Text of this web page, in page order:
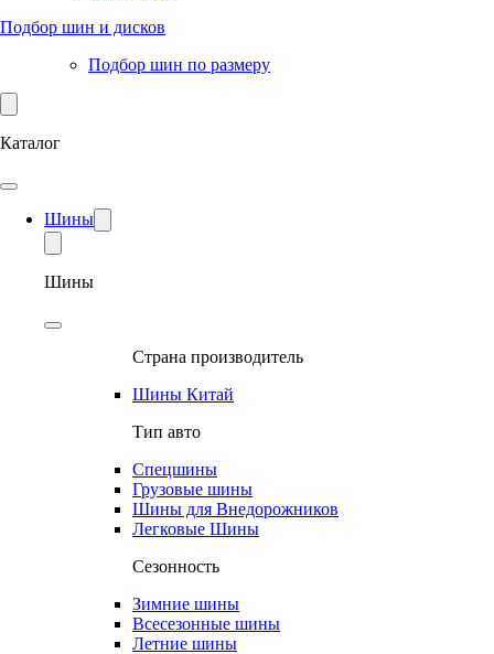
Подбор шин и дисков
Подбор шин по размеру
Каталог
Шины
Шины
Страна производитель
Шины Китай
Тип авто
Спецшины
Грузовые шины
Шины для Внедорожников
Легковые Шины
Сезонность
Зимние шины
Всесезонные шины
Летние шины